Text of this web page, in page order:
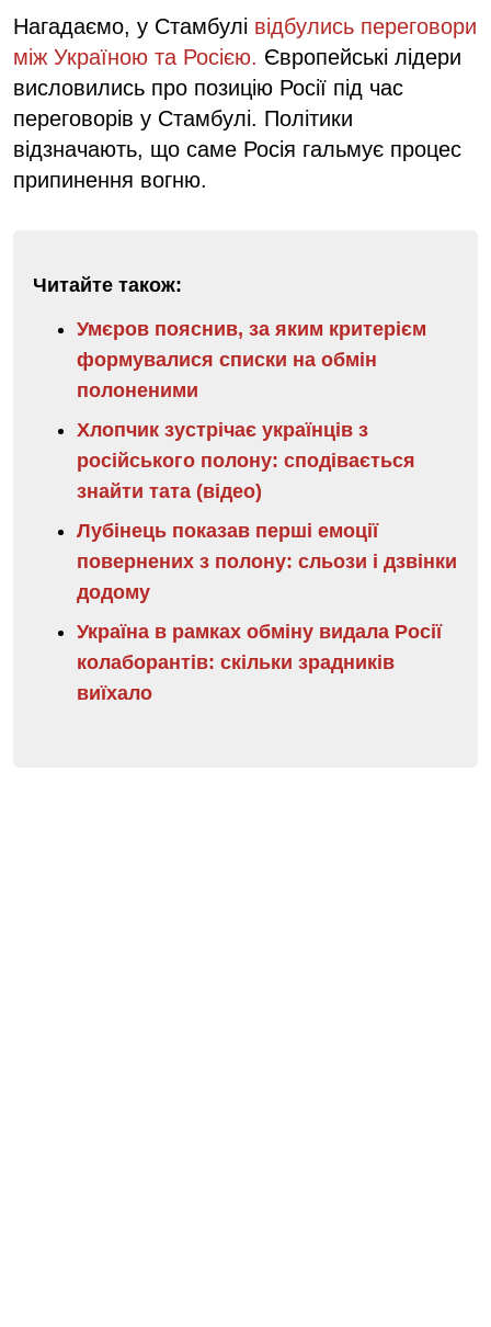
Нагадаємо, у Стамбулі відбулись переговори
між Україною та Росією. Європейські лідери
висловились про позицію Росії під час
переговорів у Стамбулі. Політики
відзначають, що саме Росія гальмує процес
припинення вогню.
Читайте також:
Умєров пояснив, за яким критерієм
формувалися списки на обмін
полоненими
Хлопчик зустрічає українців з
російського полону: сподівається
знайти тата (відео)
Лубінець показав перші емоції
повернених з полону: сльози і дзвінки
додому
Україна в рамках обміну видала Росії
колаборантів: скільки зрадників
виїхало